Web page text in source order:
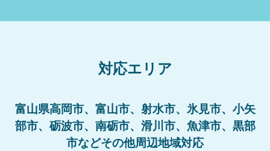
対応エリア
富山県高岡市、富山市、射水市、氷見市、小矢
部市、砺波市、南砺市、滑川市、魚津市、黒部
市などその他周辺地域対応